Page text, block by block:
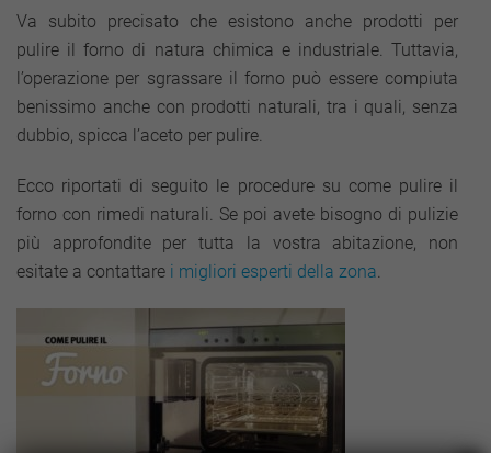
Va subito precisato che esistono anche prodotti per
pulire il forno di natura chimica e industriale. Tuttavia,
l’operazione per sgrassare il forno può essere compiuta
benissimo anche con prodotti naturali, tra i quali, senza
dubbio, spicca l’aceto per pulire.
Ecco riportati di seguito le procedure su come pulire il
forno con rimedi naturali. Se poi avete bisogno di pulizie
più approfondite per tutta la vostra abitazione, non
esitate a contattare i migliori esperti della zona.